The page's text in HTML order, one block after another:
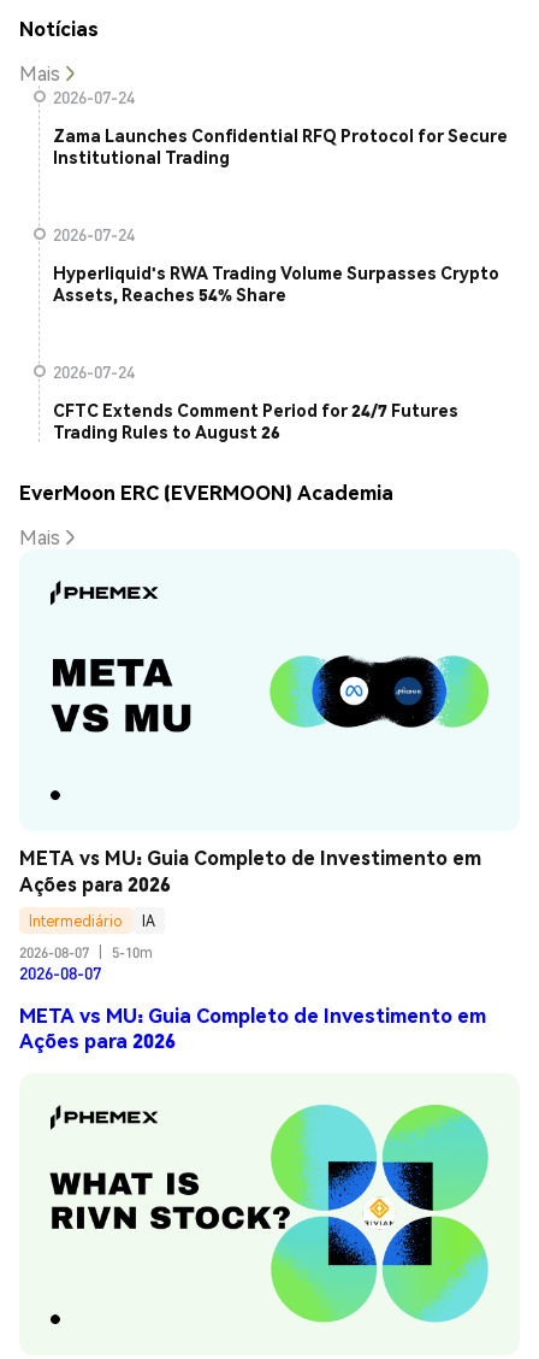
Notícias
Mais
2026-07-24
Zama Launches Confidential RFQ Protocol for Secure
Institutional Trading
2026-07-24
Hyperliquid's RWA Trading Volume Surpasses Crypto
Assets, Reaches 54% Share
2026-07-24
CFTC Extends Comment Period for 24/7 Futures
Trading Rules to August 26
EverMoon ERC (EVERMOON) Academia
Mais
META vs MU: Guia Completo de Investimento em
Ações para 2026
Intermediário
IA
2026-08-07
5-10m
2026-08-07
META vs MU: Guia Completo de Investimento em
Ações para 2026